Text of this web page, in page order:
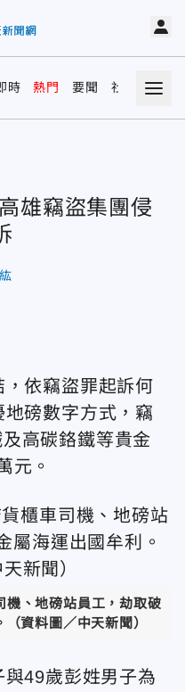
時 熱門 要聞 社會 娛樂
雄竊盜集團侵
依竊盜罪起訴何
磅數字方式，竊
高碳鉻鐵等貴金
元。
機、地磅站員工，劫取破
資料圖／中天新聞）
49歲彭姓男子為